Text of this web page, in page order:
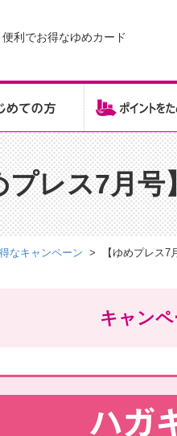
便利でお得なゆめカード
プレス7月号
なキャンペーン 【ゆめプレス
キャンペ